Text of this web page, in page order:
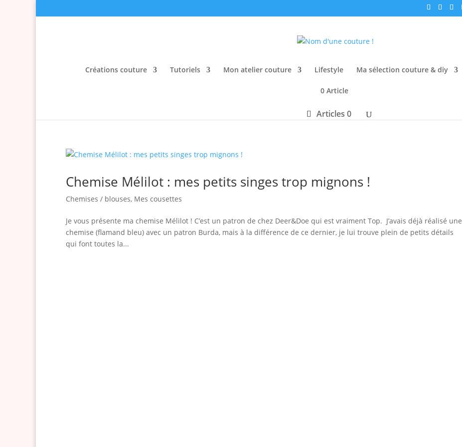
Créations couture Tutoriels Mon atelier couture Lifestyle Ma sélection couture & diy
0 Article
Articles 0
Chemise Mélilot : mes petits singes trop mignons !
Chemises / blouses, Mes cousettes
Je vous présente ma chemise Mélilot ! C’est un patron de chez Deer&Doe qui est vraiment Top. J’avais déjà réalisé une
chemise (flamand bleu) avec un patron Burda, mais à la différence de ce dernier, je lui trouve plein de petits détails
qui font toutes la...